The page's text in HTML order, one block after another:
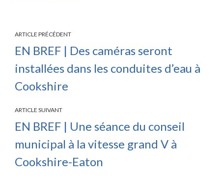
ARTICLE PRÉCÉDENT
EN BREF | Des caméras seront
installées dans les conduites d’eau à
Cookshire
ARTICLE SUIVANT
EN BREF | Une séance du conseil
municipal à la vitesse grand V à
Cookshire-Eaton